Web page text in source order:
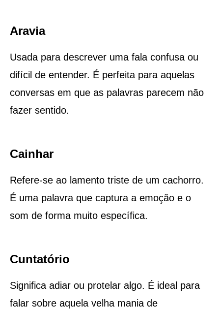
Aravia
Usada para descrever uma fala confusa ou
difícil de entender. É perfeita para aquelas
conversas em que as palavras parecem não
fazer sentido.
Cainhar
Refere-se ao lamento triste de um cachorro.
É uma palavra que captura a emoção e o
som de forma muito específica.
Cuntatório
Significa adiar ou protelar algo. É ideal para
falar sobre aquela velha mania de